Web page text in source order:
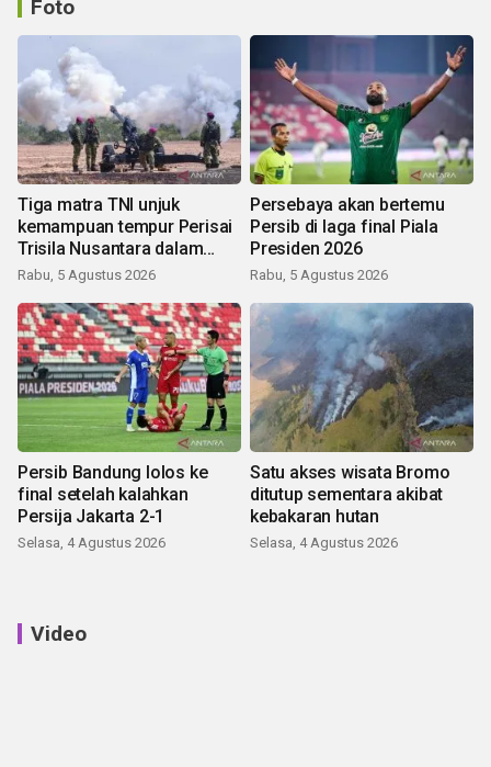
Foto
Tiga matra TNI unjuk
kemampuan tempur Perisai
Trisila Nusantara dalam
latihan di Kepri
Rabu, 5 Agustus 2026
Persebaya akan bertemu
Persib di laga final Piala
Presiden 2026
Rabu, 5 Agustus 2026
Persib Bandung lolos ke
final setelah kalahkan
Persija Jakarta 2-1
Selasa, 4 Agustus 2026
Satu akses wisata Bromo
ditutup sementara akibat
kebakaran hutan
Selasa, 4 Agustus 2026
Video